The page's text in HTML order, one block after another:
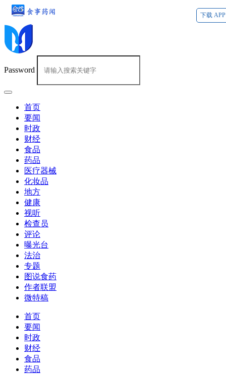
下载 APP
Password
首页
要闻
时政
财经
食品
药品
医疗器械
化妆品
地方
健康
视听
检查员
评论
曝光台
法治
专题
图说食药
作者联盟
微特稿
首页
要闻
时政
财经
食品
药品